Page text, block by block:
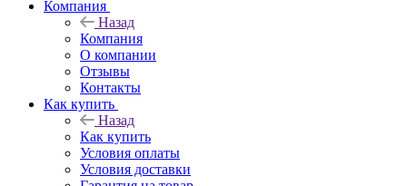
Компания
Назад
Компания
О компании
Отзывы
Контакты
Как купить
Назад
Как купить
Условия оплаты
Условия доставки